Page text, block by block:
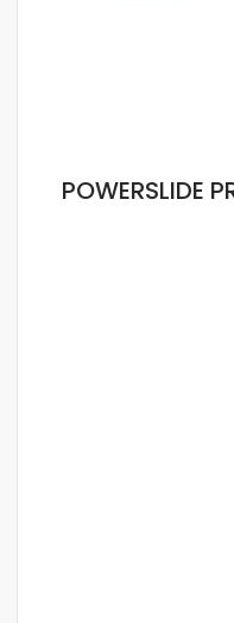
POWERSLIDE